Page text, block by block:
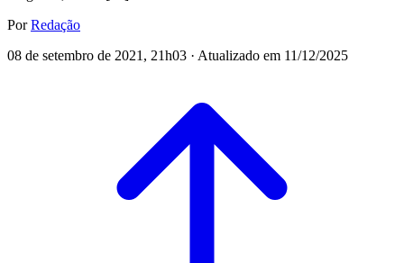
PorRedação
08 de setembro de 2021, 21h03 · Atualizado em 11/12/2025